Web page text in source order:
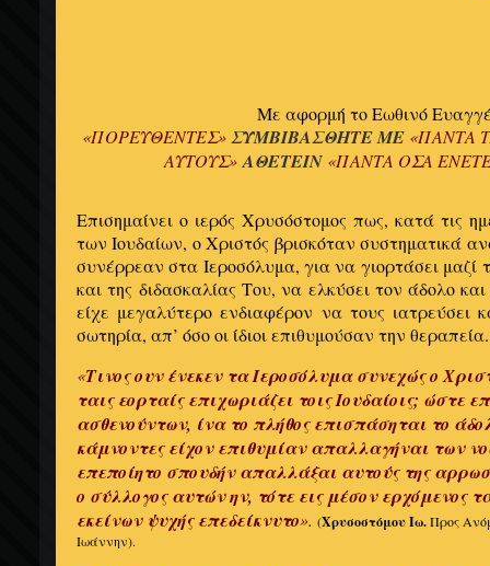
Με αφορμή το Εωθινό
«ΠΟΡΕΥΘΕΝΤΕΣ»ΣΥΜΒΙΒΑΣΘΗΤΕ ΜΕ «ΠΑΝΤΑ
ΑΥΤΟΥΣ»ΑΘΕΤΕΙΝ «ΠΑΝΤΑ ΟΣΑ
Επισημαίνει ο ιερός Χρυσόστομος πως, κατά τις
των Ιουδαίων, ο Χριστός βρισκόταν συστηματικά
συνέρρεαν στα Ιεροσόλυμα, για να γιορτάσει μαζί
και της διδασκαλίας Του, να ελκύσει τον άδολο
είχε μεγαλύτερο ενδιαφέρον να τους ιατρεύσει
σωτηρία, απ’ όσο οι ίδιοι επιθυμούσαν την θεραπεία.
«Τινος ουν ένεκεν τα Ιεροσόλυμα συνεχώς ο
ταις εορταίς επιχωριάζει τοις Ιουδαίοις; ώστε
ασθενούντων, ίνα το πλήθος επισπάσηται το
κάμνοντες είχον επιθυμίαν απαλλαγήναι των
επεποίητο σπουδήν απαλλάξαι αυτούς της
ο σύλλογος αυτών ην, τότε εις μέσον ερχόμενος
εκείνων ψυχής επεδείκνυτο». (Χρυσοστόμου Ιω.Προς
Ιωάννην).